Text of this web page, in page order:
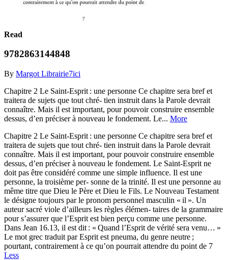
Read
9782863144848
By Margot Librairie7ici
Chapitre 2 Le Saint-Esprit : une personne Ce chapitre sera bref et
traitera de sujets que tout chré- tien instruit dans la Parole devrait
connaître. Mais il est important, pour pouvoir construire ensemble
dessus, d’en préciser à nouveau le fondement. Le... More
Chapitre 2 Le Saint-Esprit : une personne Ce chapitre sera bref et
traitera de sujets que tout chré- tien instruit dans la Parole devrait
connaître. Mais il est important, pour pouvoir construire ensemble
dessus, d’en préciser à nouveau le fondement. Le Saint-Esprit ne
doit pas être considéré comme une simple influence. Il est une
personne, la troisième per- sonne de la trinité. Il est une personne au
même titre que Dieu le Père et Dieu le Fils. Le Nouveau Testament
le désigne toujours par le pronom personnel masculin « il ». Un
auteur sacré viole d’ailleurs les règles élémen- taires de la grammaire
pour s’assurer que l’Esprit est bien perçu comme une personne.
Dans Jean 16.13, il est dit : « Quand l’Esprit de vérité sera venu… »
Le mot grec traduit par Esprit est pneuma, du genre neutre ;
pourtant, contrairement à ce qu’on pourrait attendre du point de 7
Less